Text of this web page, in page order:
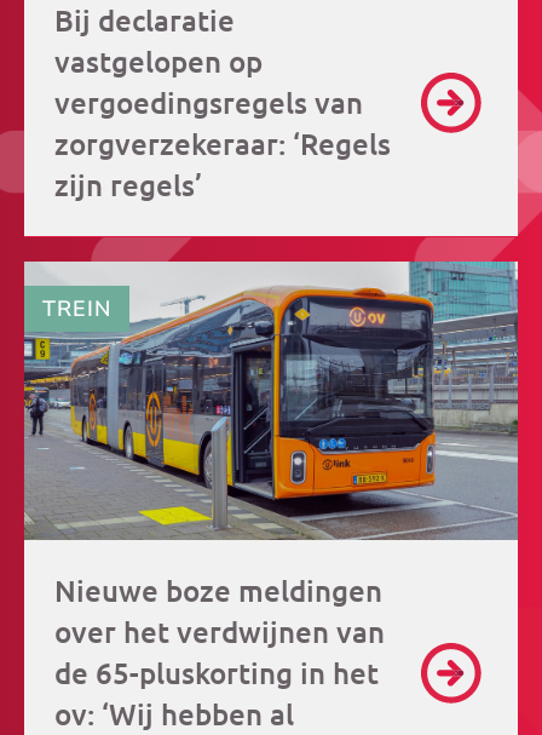
Bij declaratie
vastgelopen op
vergoedingsregels van
zorgverzekeraar: ‘Regels
zijn regels’
TREIN
Nieuwe boze meldingen
over het verdwijnen van
de 65-pluskorting in het
ov: ‘Wij hebben al